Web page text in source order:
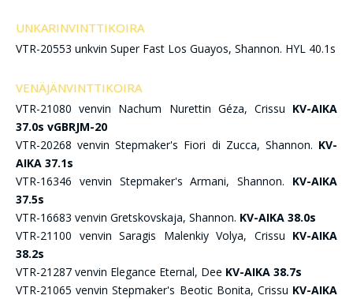
UNKARINVINTTIKOIRA
VTR-20553 unkvin Super Fast Los Guayos, Shannon. HYL 40.1s
VENÄJÄNVINTTIKOIRA
VTR-21080 venvin Nachum Nurettin Géza, Crissu KV-AIKA
37.0s vGBRJM-20
VTR-20268 venvin Stepmaker's Fiori di Zucca, Shannon. KV-
AIKA 37.1s
VTR-16346 venvin Stepmaker's Armani, Shannon. KV-AIKA
37.5s
VTR-16683 venvin Gretskovskaja, Shannon. KV-AIKA 38.0s
VTR-21100 venvin Saragis Malenkiy Volya, Crissu KV-AIKA
38.2s
VTR-21287 venvin Elegance Eternal, Dee KV-AIKA 38.7s
VTR-21065 venvin Stepmaker's Beotic Bonita, Crissu KV-AIKA